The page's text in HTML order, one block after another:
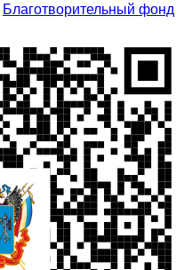
Благотворительный фонд